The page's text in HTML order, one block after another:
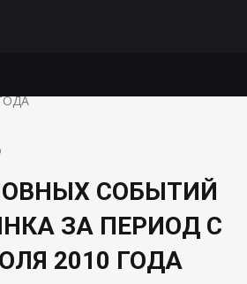
МЕДИА-РЫНКА ЗА ПЕРИОД С
СОБЫТИЙ
ЗА ПЕРИОД С
2010 ГОДА